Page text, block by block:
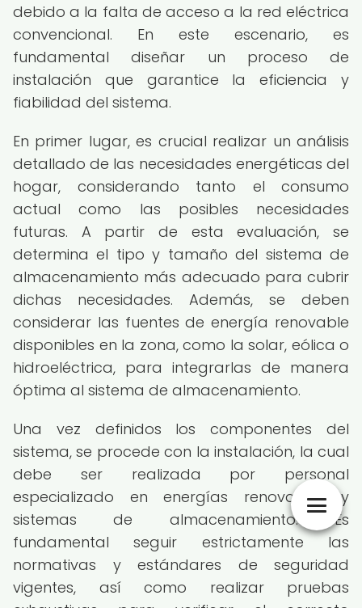
debido a la falta de acceso a la red eléctrica
convencional. En este escenario, es
fundamental diseñar un proceso de
instalación que garantice la eficiencia y
fiabilidad del sistema.
En primer lugar, es crucial realizar un análisis
detallado de las necesidades energéticas del
hogar, considerando tanto el consumo
actual como las posibles necesidades
futuras. A partir de esta evaluación, se
determina el tipo y tamaño del sistema de
almacenamiento más adecuado para cubrir
dichas necesidades. Además, se deben
considerar las fuentes de energía renovable
disponibles en la zona, como la solar, eólica o
hidroeléctrica, para integrarlas de manera
óptima al sistema de almacenamiento.
Una vez definidos los componentes del
sistema, se procede con la instalación, la cual
debe ser realizada por personal
especializado en energías renovables y
sistemas de almacenamiento. Es
fundamental seguir estrictamente las
normativas y estándares de seguridad
vigentes, así como realizar pruebas